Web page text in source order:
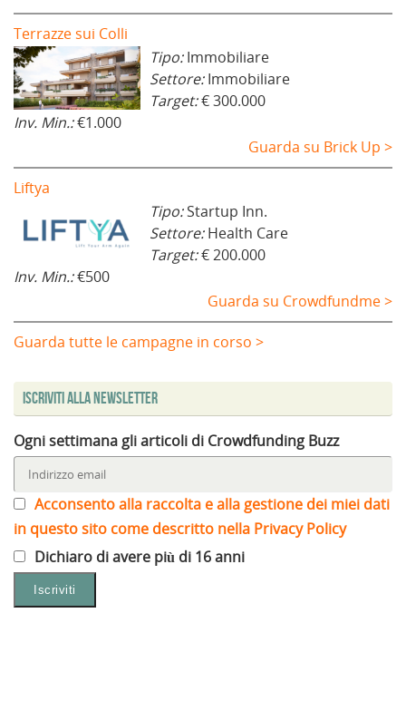
Terrazze sui Colli
Tipo:Immobiliare
Settore:Immobiliare
Target:€ 300.000
Inv. Min.:€1.000
Guarda su Brick Up >
Liftya
Tipo:Startup Inn.
Settore:Health Care
Target:€ 200.000
Inv. Min.:€500
Guarda su Crowdfundme >
Guarda tutte le campagne in corso >
Iscriviti alla Newsletter
Ogni settimana gli articoli di Crowdfunding Buzz
Acconsento alla raccolta e alla gestione dei miei dati
in questo sito come descritto nella Privacy Policy
Dichiaro di avere più di 16 anni